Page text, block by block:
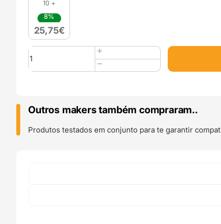
10 +
8%
25,75€
Quantidade
de
PLA+
White
Professional
Outros makers também compraram..
Produtos testados em conjunto para te garantir